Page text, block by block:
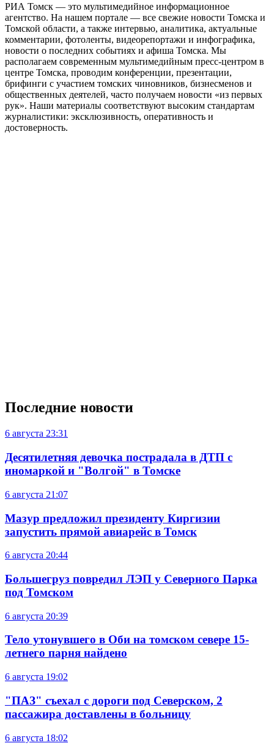
РИА Томск — это мультимедийное информационное
агентство. На нашем портале — все свежие новости Томска и
Томской области, а также интервью, аналитика, актуальные
комментарии, фотоленты, видеорепортажи и инфографика,
новости о последних событиях и афиша Томска. Мы
располагаем современным мультимедийным пресс-центром в
центре Томска, проводим конференции, презентации,
брифинги с участием томских чиновников, бизнесменов и
общественных деятелей, часто получаем новости «из первых
рук». Наши материалы соответствуют высоким стандартам
журналистики: эксклюзивность, оперативность и
достоверность.
Последние новости
6 августа 23:31
Десятилетняя девочка пострадала в ДТП с
иномаркой и "Волгой" в Томске
6 августа 21:07
Мазур предложил президенту Киргизии
запустить прямой авиарейс в Томск
6 августа 20:44
Большегруз повредил ЛЭП у Северного Парка
под Томском
6 августа 20:39
Тело утонувшего в Оби на томском севере 15-
летнего парня найдено
6 августа 19:02
"ПАЗ" съехал с дороги под Северском, 2
пассажира доставлены в больницу
6 августа 18:02